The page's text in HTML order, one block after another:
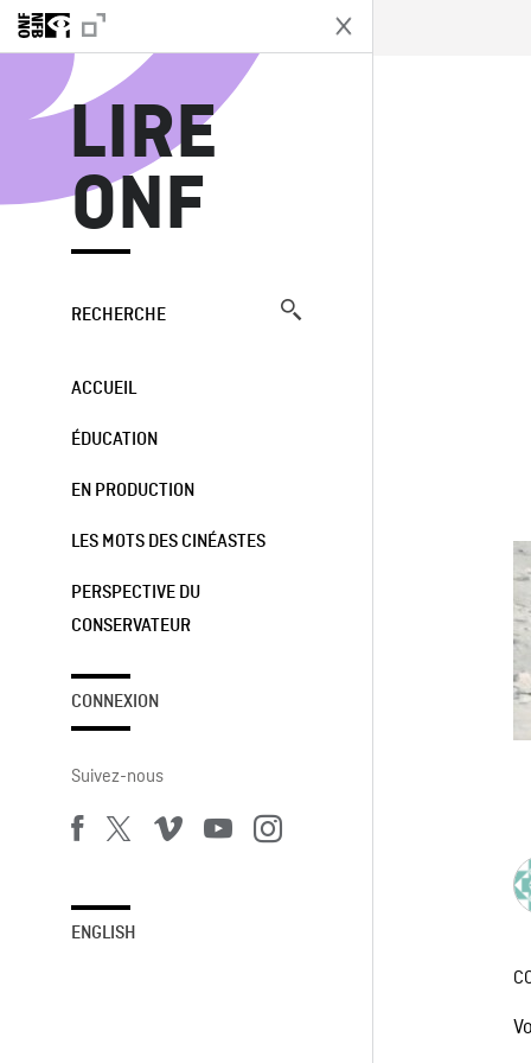
LIRE
ONF
RECHERCHE
ACCUEIL
ÉDUCATION
EN PRODUCTION
LES MOTS DES CINÉASTES
PERSPECTIVE DU
CONSERVATEUR
CONNEXION
Suivez-nous
ENGLISH